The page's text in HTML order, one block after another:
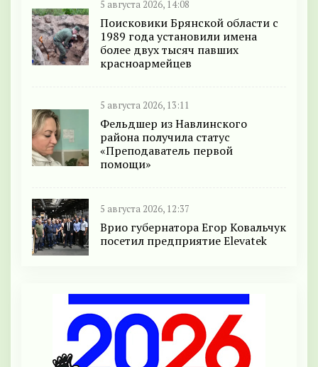
5 августа 2026, 14:08
Поисковики Брянской области с
1989 года установили имена
более двух тысяч павших
красноармейцев
5 августа 2026, 13:11
Фельдшер из Навлинского
района получила статус
«Преподаватель первой
помощи»
5 августа 2026, 12:37
Врио губернатора Егор Ковальчук
посетил предприятие Elevatek